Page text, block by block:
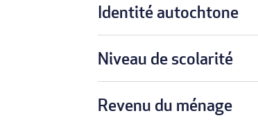
Identité autochtone
Niveau de scolarité
Revenu du ménage